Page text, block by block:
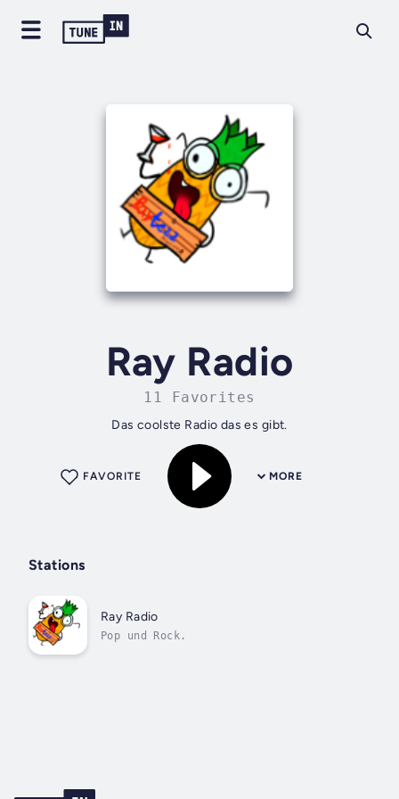
Ray Radio
11 Favorites
Das coolste Radio das es gibt.
MORE
FAVORITE
Stations
Ray Radio
Pop und Rock.